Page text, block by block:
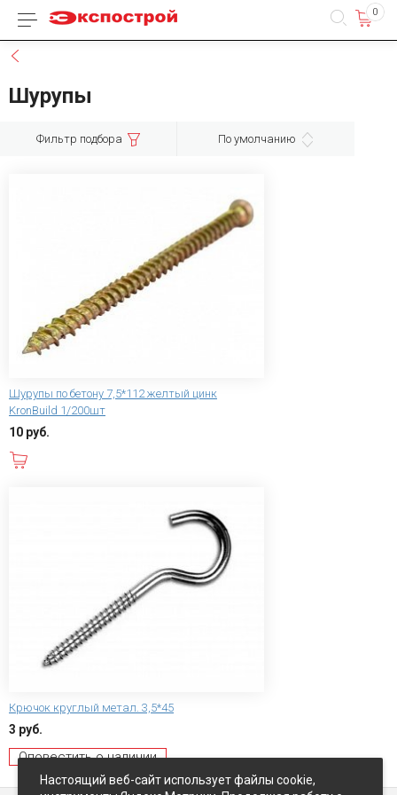
Каталог товаров 0
Шурупы
Фильтр подбора По умолчанию
Шурупы по бетону 7,5*112 желтый цинк
KronBuild 1/200шт
10 руб.
Крючок круглый метал. 3,5*45
3 руб.
Оповестить о наличии
Настоящий веб-сайт использует файлы cookie,